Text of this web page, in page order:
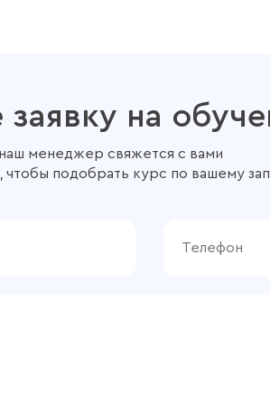
заявку на
менеджер свяжется с вами
подобрать курс по вашему